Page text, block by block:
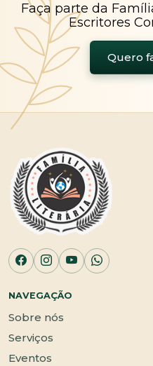
Faça parte da
Escritores
Quero
NAVEGAÇÃO
Sobre nós
Serviços
Eventos